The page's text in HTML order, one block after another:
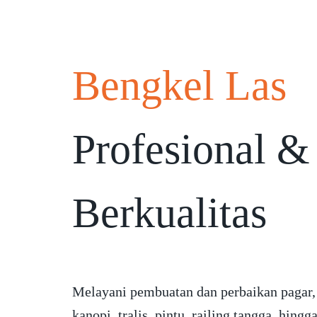
Bengkel Las
Profesional &
Berkualitas
Melayani pembuatan dan perbaikan pagar,